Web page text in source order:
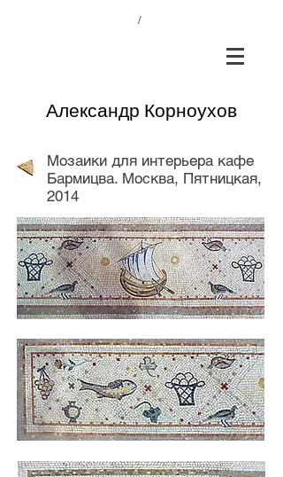
/
Александр Корноухов
Мозаики для интерьера кафе
Бармицва. Москва, Пятницкая,
2014